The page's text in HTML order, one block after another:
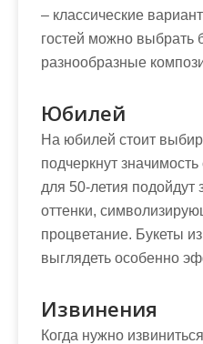
– классические
гостей можно выбрать
разнообразные
Юбилей
На юбилей стоит
подчеркнут
для 50-летия
оттенки,
процветание. Букеты
выглядеть особенно
Извинения
Когда нужно